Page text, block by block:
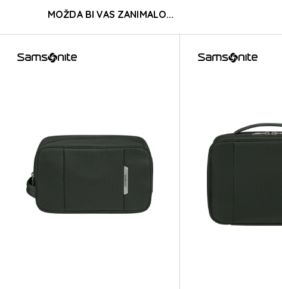
C-
C-
MOŽDA BI VAS ZANIMALO...